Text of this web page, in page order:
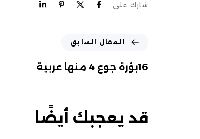
شارك على
المقال السابق
16بؤرة جوع 4 منها عربية
قد يعجبك أيضًا